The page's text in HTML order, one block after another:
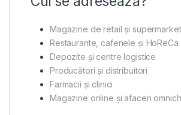
Magazine de retail și
Restaurante, cafenele și HoReCa
Depozite și centre logistice
Producători și distribuitori
Farmacii și clinici
Magazine online și afaceri